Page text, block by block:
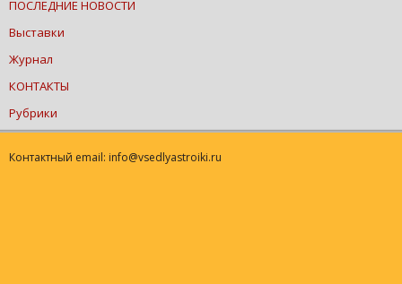
ПОСЛЕДНИЕ НОВОСТИ
Выставки
Журнал
КОНТАКТЫ
Рубрики
Контактный email: info@vsedlyastroiki.ru